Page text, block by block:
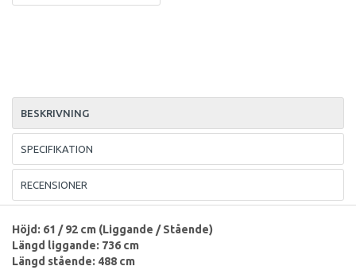
BESKRIVNING
SPECIFIKATION
RECENSIONER
Höjd: 61 / 92 cm (Liggande / Stående)
Längd liggande: 736 cm
Längd stående: 488 cm